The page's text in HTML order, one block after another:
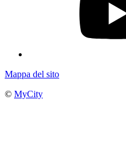
Mappa del sito
© MyCity